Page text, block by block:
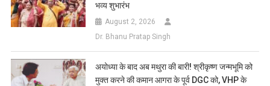
भव्य शुभारंभ
August 2, 2026
Dr. Bhanu Pratap Singh
अयोध्या के बाद अब मथुरा की बारी! श्रीकृष्ण जन्मभूमि को
मुक्त करने की कमान आगरा के पूर्व DGC को, VHP के